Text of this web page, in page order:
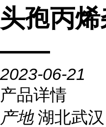
头孢丙
——
2023-06-21
产品详情
产地 湖北武汉